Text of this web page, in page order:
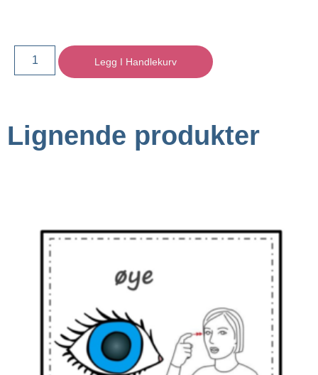
Legg I Handlekurv
Lignende produkter